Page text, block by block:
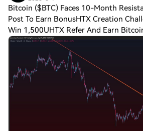
Bitcoin ($BTC) Faces 10-Month
Post To Earn BonusHTX Creation
Win 1,500UHTX Refer And Earn
Month Resistance — A Breakout
Bitcoin remains trapped below a major